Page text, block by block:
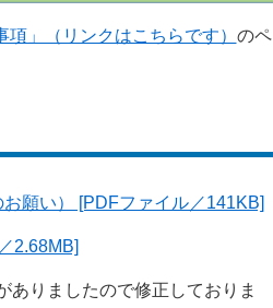
」（リンクはこちらです） のペ
願い） [PDFファイル／141KB]
2.68MB]
りましたので修正しておりま